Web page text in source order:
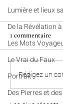
Lumière et lieux
De la Révélation
Les Mots
Le Vrai du Faux
Portrait
Des Pierres et
Récits
durée
1 commentaire
Rédigez un